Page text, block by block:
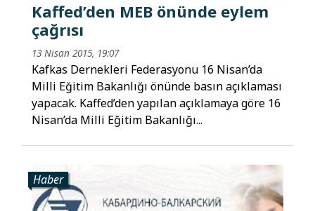
Kaffed’den MEB önünde eylem
çağrısı
13 Nisan 2015, 19:07
Kafkas Dernekleri Federasyonu 16 Nisan’da
Milli Eğitim Bakanlığı önünde basın açıklaması
yapacak. Kaffed’den yapılan açıklamaya göre 16
Nisan’da Milli Eğitim Bakanlığı...
Haber